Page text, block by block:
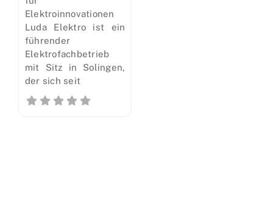
Elektroinnovationen
Luda Elektro ist ein
führender
Elektrofachbetrieb
mit Sitz in Solingen,
der sich seit